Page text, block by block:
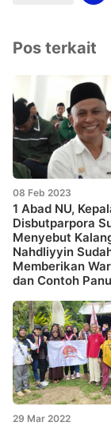
Pos terkait
08 Feb 2023
1 Abad NU,
Disbutparpora
Menyebut
Nahdliyyin
Memberikan
dan Contoh
29 Mar 2022